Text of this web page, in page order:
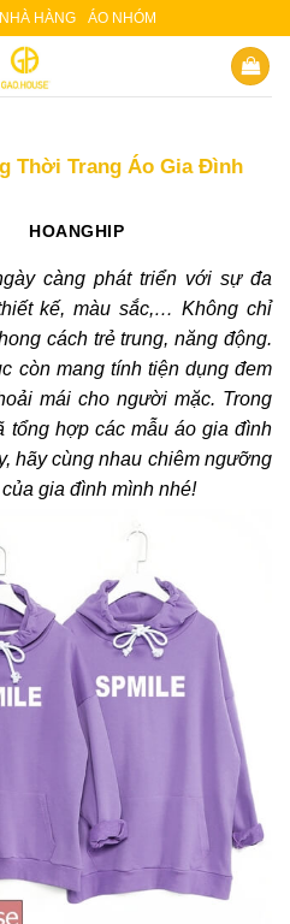
HÀNG ÁO NHÓM
Thời Trang Áo Gia Đình
HOANGHIP
càng phát triển với sự đa
kế, màu sắc,… Không chỉ
cách trẻ trung, năng động.
còn mang tính tiện dụng đem
mái cho người mặc. Trong
tổng hợp các mẫu áo gia đình
hãy cùng nhau chiêm ngưỡng
gia đình mình nhé!